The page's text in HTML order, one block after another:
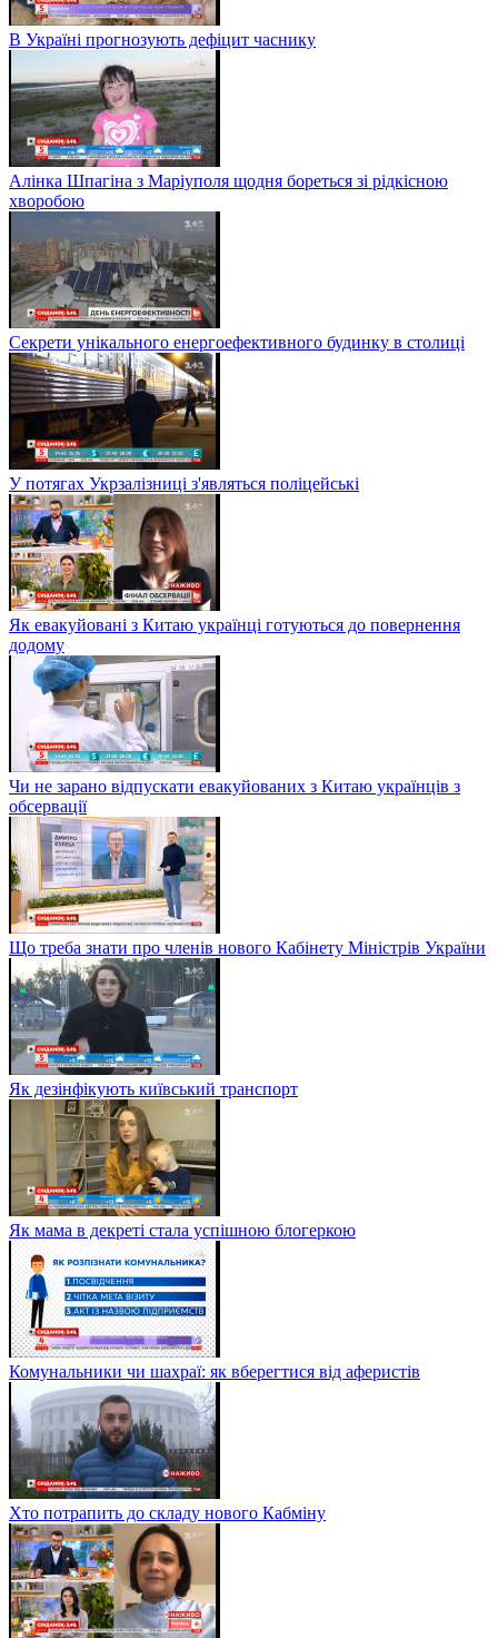
В Україні прогнозують дефіцит часнику
Алінка Шпагіна з Маріуполя щодня бореться зі рідкісною
хворобою
Секрети унікального енергоефективного будинку в столиці
У потягах Укрзалізниці з'являться поліцейські
Як евакуйовані з Китаю українці готуються до повернення
додому
Чи не зарано відпускати евакуйованих з Китаю українців з
обсервації
Що треба знати про членів нового Кабінету Міністрів України
Як дезінфікують київський транспорт
Як мама в декреті стала успішною блогеркою
Комунальники чи шахраї: як вберегтися від аферистів
Хто потрапить до складу нового Кабміну